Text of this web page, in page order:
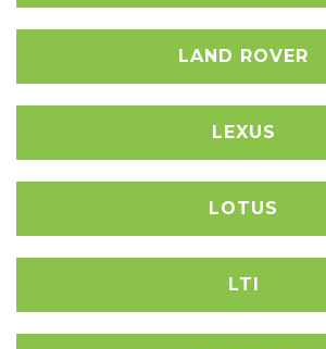
LAND ROVER
LEXUS
LOTUS
LTI